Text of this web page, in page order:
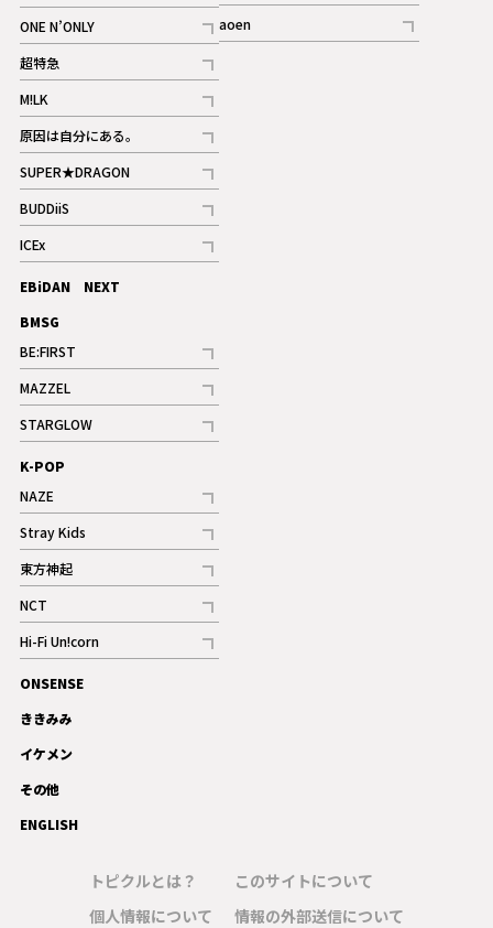
記事
ONE N’ONLY
記事
超特急
記事
M!LK
記事
原因は自分にある。
記事
SUPER★DRAGON
記事
BUDDiiS
記事
ICEx
記事
EBiDAN NEXT
BMSG
BE:FIRST
記事
ギャラリー
MAZZEL
記事
ギャラリー
STARGLOW
記事
記事
aoen
記事
K-POP
NAZE
記事
Stray Kids
記事
東方神起
記事
NCT
記事
Hi-Fi Un!corn
記事
ギャラリー
ONSENSE
ききみみ
イケメン
その他
ENGLISH
トピクルとは？
個人情報について
このサイトについて
情報の外部送信について